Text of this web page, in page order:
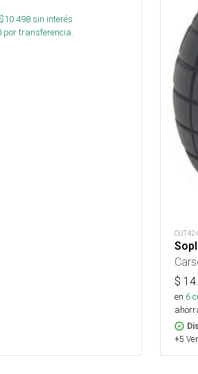
10.498sin interés
por transferencia.
$
en 6
+5